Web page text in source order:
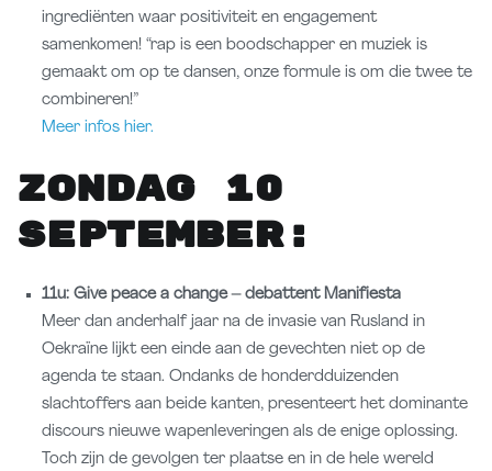
ingrediënten waar positiviteit en engagement
samenkomen! “rap is een boodschapper en muziek is
gemaakt om op te dansen, onze formule is om die twee te
combineren!”
Meer infos hier.
Zondag 10
september:
11u: Give peace a change – debattent Manifiesta
Meer dan anderhalf jaar na de invasie van Rusland in
Oekraïne lijkt een einde aan de gevechten niet op de
agenda te staan. Ondanks de honderdduizenden
slachtoffers aan beide kanten, presenteert het dominante
discours nieuwe wapenleveringen als de enige oplossing.
Toch zijn de gevolgen ter plaatse en in de hele wereld